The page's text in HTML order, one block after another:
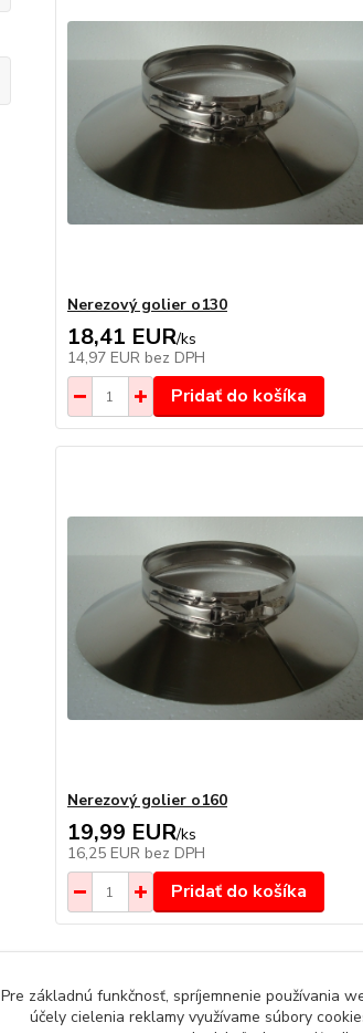
Nerezový golier o130
18,41 EUR/ks
14,97 EUR bez DPH
Pridať do košíka
Nerezový golier o160
19,99 EUR/ks
16,25 EUR bez DPH
Pridať do košíka
Pre základnú funkčnosť, spríjemnenie používania
účely cielenia reklamy využívame súbory